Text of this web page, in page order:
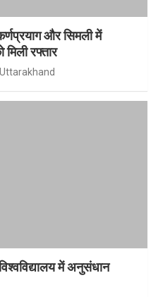
और सिमली में
रफ्तार
में अनुसंधान